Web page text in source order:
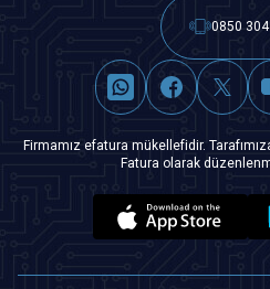
0850
Firmamız efatura mükellefidir.
Fatura olarak